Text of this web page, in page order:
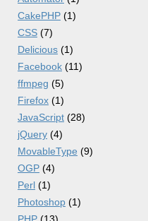
CakePHP (1)
CSS (7)
Delicious (1)
Facebook (11)
ffmpeg (5)
Firefox (1)
JavaScript (28)
jQuery (4)
MovableType (9)
OGP (4)
Perl (1)
Photoshop (1)